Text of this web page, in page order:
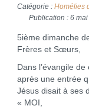
Catégorie : Homélies
Publication : 6
5ième dimanche
Frères et Sœurs,
Dans l’évangile de
après une entrée
Jésus disait à ses
« MOI,